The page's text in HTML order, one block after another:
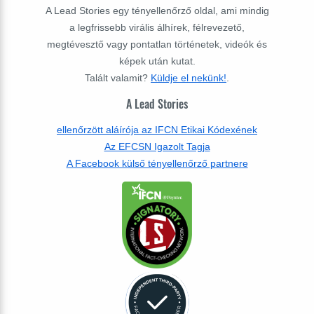
A Lead Stories egy tényellenőrző oldal, ami mindig
a legfrissebb virális álhírek, félrevezető,
megtévesztő vagy pontatlan történetek, videók és
képek után kutat.
Talált valamit? Küldje el nekünk!
A Lead Stories
ellenőrzött aláírója az IFCN Etikai Kódexének
Az EFCSN Igazolt Tagja
A Facebook külső tényellenőrző partnere